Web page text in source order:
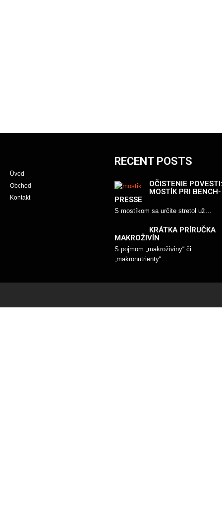
Úvod
Obchod
Kontakt
RECENT POSTS
OČISTENIE POVESTI:
MOSTÍK PRI BENCH-
PRESSE
S mostíkom sa určite stretol už…
KRÁTKA PRÍRUČKA
MAKROŽIVÍN
S pojmom „makroživiny“ či
„makronutrienty“…